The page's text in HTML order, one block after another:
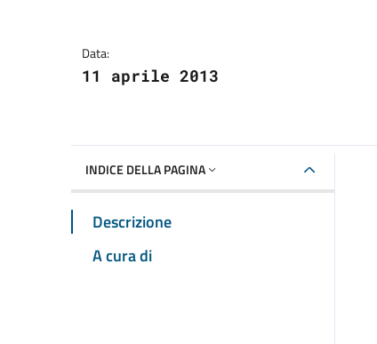
Data:
11 aprile 2013
INDICE DELLA PAGINA
Descrizione
A cura di